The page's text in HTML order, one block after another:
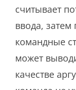
считывает
ввода, затем
командные
может
качестве